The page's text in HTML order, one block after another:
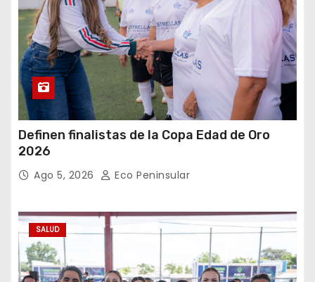
Definen finalistas de la Copa Edad de Oro
2026
Ago 5, 2026 Eco Peninsular
SALUD